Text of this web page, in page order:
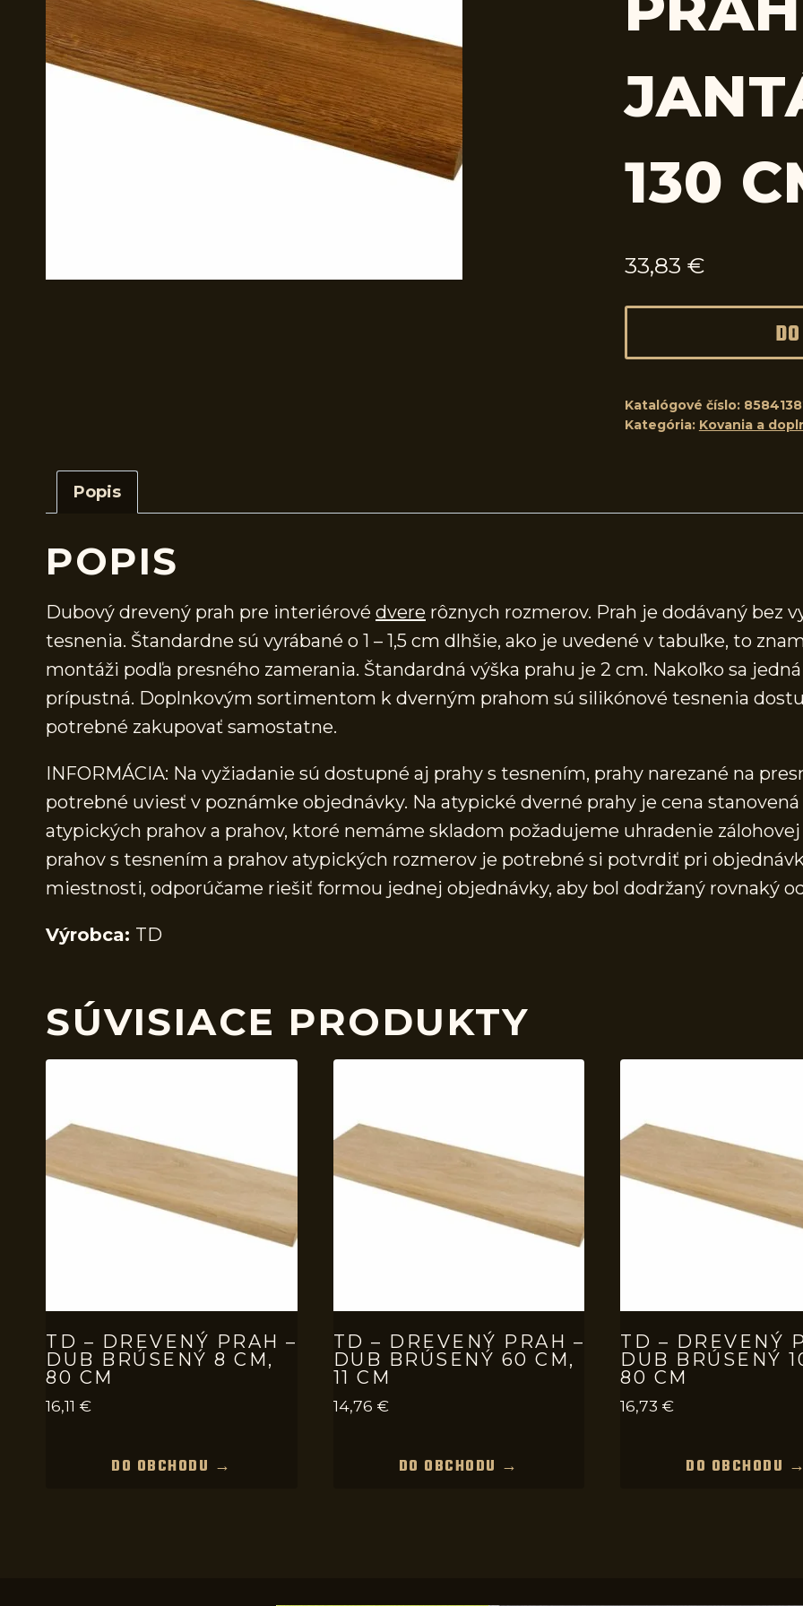
130
33,83 €
Katalógové číslo:
Kategória: Kovania a
Popis
POPIS
Dubový drevený prah pre interiérové dvere rôznych rozmerov. Prah je dodávaný bez
tesnenia. Štandardne sú vyrábané o 1 – 1,5 cm dlhšie, ako je uvedené v tabuľke, to
montáži podľa presného zamerania. Štandardná výška prahu je 2 cm. Nakoľko sa
prípustná. Doplnkovým sortimentom k dverným prahom sú silikónové tesnenia
potrebné zakupovať samostatne.
INFORMÁCIA: Na vyžiadanie sú dostupné aj prahy s tesnením, prahy narezané na
potrebné uviesť v poznámke objednávky. Na atypické dverné prahy je cena
atypických prahov a prahov, ktoré nemáme skladom požadujeme uhradenie
prahov s tesnením a prahov atypických rozmerov je potrebné si potvrdiť pri
miestnosti, odporúčame riešiť formou jednej objednávky, aby bol dodržaný rovnaký
Výrobca: TD
SÚVISIACE PRODUKTY
TD – DREVENÝ PRAH –
DUB BRÚSENÝ 8 CM,
80 CM
16,11 €
DO OBCHODU →
TD – DREVENÝ PRAH –
DUB BRÚSENÝ 60 CM,
11 CM
14,76 €
DO OBCHODU →
TD – DREVENÝ
DUB BRÚSENÝ
80 CM
16,73 €
DO OBCHODU